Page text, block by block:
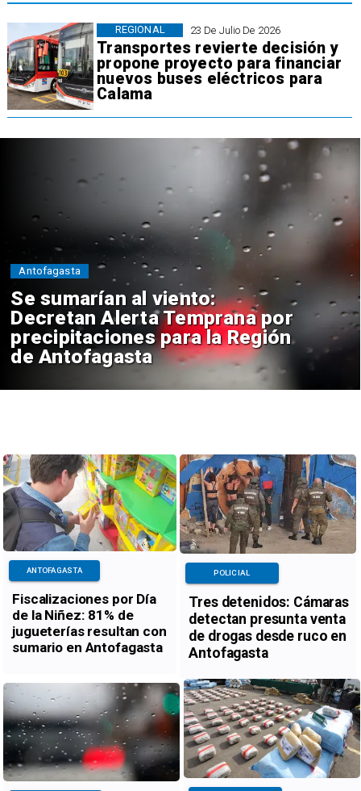
23 De Julio De 2026
Transportes revierte decisión y
propone proyecto para financiar
nuevos buses eléctricos para
Calama
REGIONAL
Se sumarían al viento:
Decretan Alerta Temprana por
precipitaciones para la Región
de Antofagasta
Antofagasta
Fiscalizaciones por Día
de la Niñez: 81% de
jugueterías resultan con
sumario en Antofagasta
ANTOFAGASTA
Tres detenidos: Cámaras
detectan presunta venta
de drogas desde ruco en
Antofagasta
POLICIAL